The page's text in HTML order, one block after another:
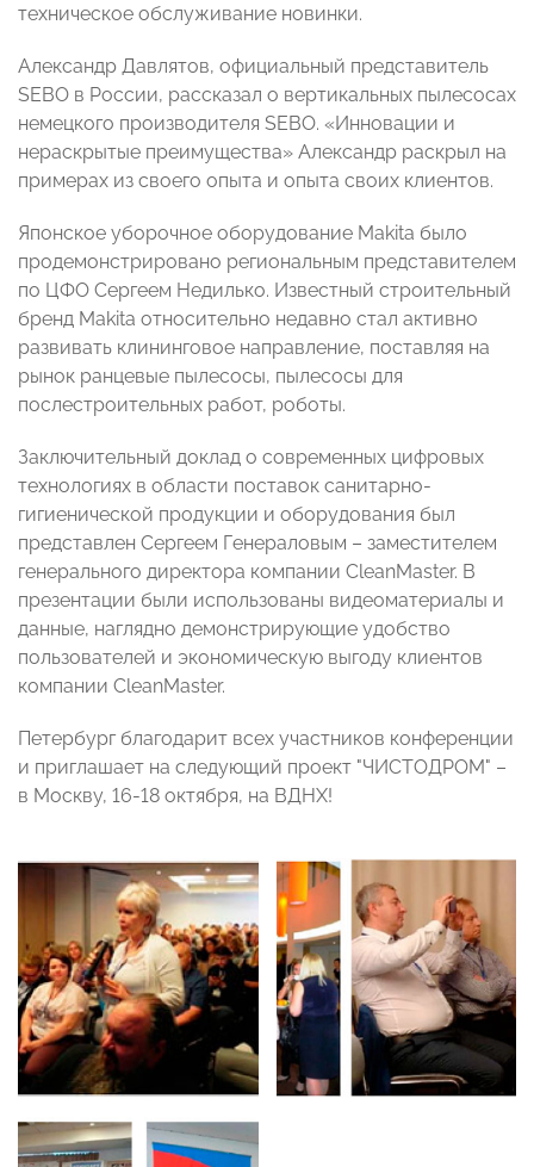
техническое обслуживание новинки.
Александр Давлятов, официальный представитель
SEBO в России, рассказал о вертикальных пылесосах
немецкого производителя SEBO. «Инновации и
нераскрытые преимущества» Александр раскрыл на
примерах из своего опыта и опыта своих клиентов.
Японское уборочное оборудование Makita было
продемонстрировано региональным представителем
по ЦФО Сергеем Недилько. Известный строительный
бренд Makita относительно недавно стал активно
развивать клининговое направление, поставляя на
рынок ранцевые пылесосы, пылесосы для
послестроительных работ, роботы.
Заключительный доклад о современных цифровых
технологиях в области поставок санитарно-
гигиенической продукции и оборудования был
представлен Сергеем Генераловым – заместителем
генерального директора компании CleanMaster. В
презентации были использованы видеоматериалы и
данные, наглядно демонстрирующие удобство
пользователей и экономическую выгоду клиентов
компании CleanMaster.
Петербург благодарит всех участников конференции
и приглашает на следующий проект "ЧИСТОДРОМ" –
в Москву, 16-18 октября, на ВДНХ!